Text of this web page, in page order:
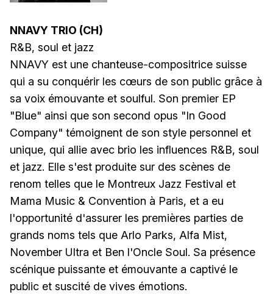
NNAVY TRIO (CH)
R&B, soul et jazz
NNAVY est une chanteuse-compositrice suisse
qui a su conquérir les cœurs de son public grâce à
sa voix émouvante et soulful. Son premier EP
"Blue" ainsi que son second opus "In Good
Company" témoignent de son style personnel et
unique, qui allie avec brio les influences R&B, soul
et jazz. Elle s'est produite sur des scènes de
renom telles que le Montreux Jazz Festival et
Mama Music & Convention à Paris, et a eu
l'opportunité d'assurer les premières parties de
grands noms tels que Arlo Parks, Alfa Mist,
November Ultra et Ben l'Oncle Soul. Sa présence
scénique puissante et émouvante a captivé le
public et suscité de vives émotions.